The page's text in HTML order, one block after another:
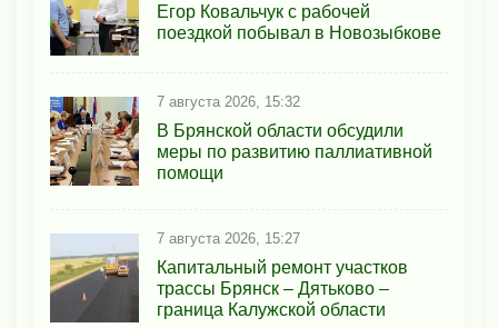
Егор Ковальчук с рабочей
поездкой побывал в Новозыбкове
7 августа 2026, 15:32
В Брянской области обсудили
меры по развитию паллиативной
помощи
7 августа 2026, 15:27
Капитальный ремонт участков
трассы Брянск – Дятьково –
граница Калужской области